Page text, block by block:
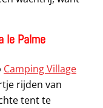
le Palme
Camping Village
rijden van
tent te